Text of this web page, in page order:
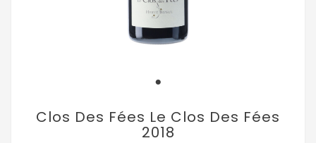
Clos Des Fées Le Clos Des Fées
2018